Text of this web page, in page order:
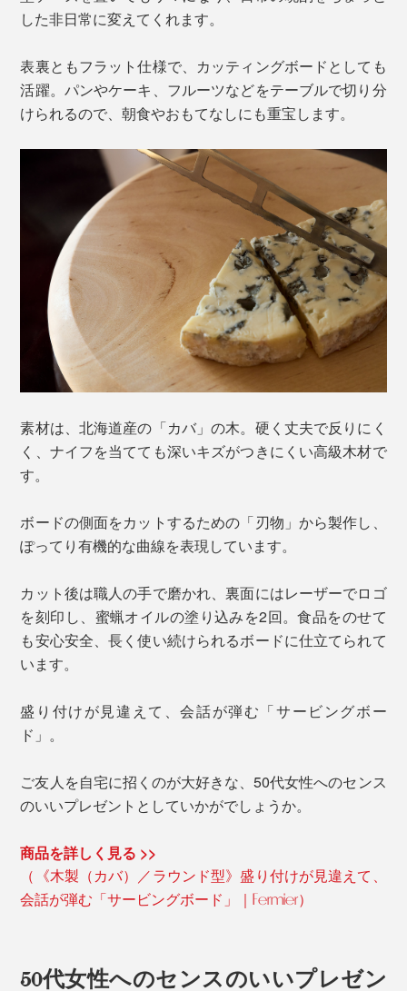
した非日常に変えてくれます。
表裏ともフラット仕様で、カッティングボードとしても
活躍。パンやケーキ、フルーツなどをテーブルで切り分
けられるので、朝食やおもてなしにも重宝します。
素材は、北海道産の「カバ」の木。硬く丈夫で反りにく
く、ナイフを当てても深いキズがつきにくい高級木材で
す。
ボードの側面をカットするための「刃物」から製作し、
ぽってり有機的な曲線を表現しています。
カット後は職人の手で磨かれ、裏面にはレーザーでロゴ
を刻印し、蜜蝋オイルの塗り込みを2回。食品をのせて
も安心安全、長く使い続けられるボードに仕立てられて
います。
盛り付けが見違えて、会話が弾む「サービングボー
ド」。
ご友人を自宅に招くのが大好きな、50代女性へのセンス
のいいプレゼントとしていかがでしょうか。
商品を詳しく見る >>
（《木製（カバ）／ラウンド型》盛り付けが見違えて、
会話が弾む「サービングボード」｜Fermier）
50代女性へのセンスのいいプレゼン